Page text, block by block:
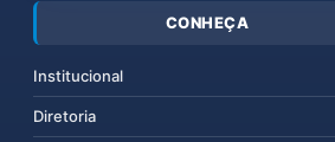
CONHEÇA
Institucional
Diretoria